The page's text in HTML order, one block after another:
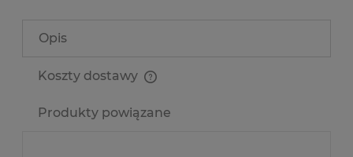
Opis
Koszty dostawy
Produkty powiązane